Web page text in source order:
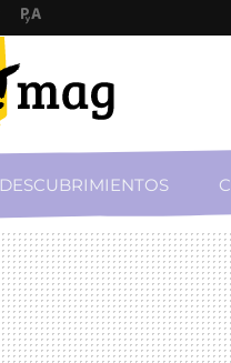
DESCUBRIMIENTOS